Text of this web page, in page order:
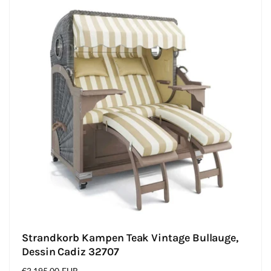
Strandkorb Kampen Teak Vintage Bullauge,
Dessin Cadiz 32707